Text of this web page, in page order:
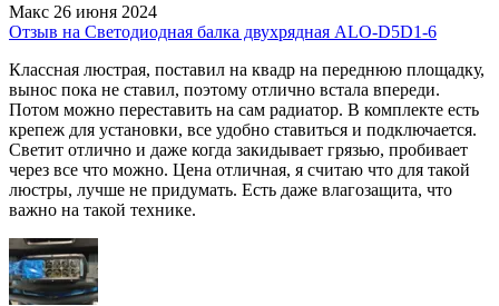
Макс 26 июня 2024
Отзыв на Светодиодная балка двухрядная ALO-D5D1-6
Классная люстрая, поставил на квадр на переднюю площадку,
вынос пока не ставил, поэтому отлично встала впереди.
Потом можно переставить на сам радиатор. В комплекте есть
крепеж для установки, все удобно ставиться и подключается.
Светит отлично и даже когда закидывает грязью, пробивает
через все что можно. Цена отличная, я считаю что для такой
люстры, лучше не придумать. Есть даже влагозащита, что
важно на такой технике.